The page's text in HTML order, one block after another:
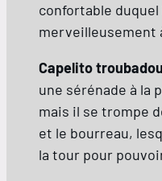
confortable
merveilleusement
Capelito
une sérénade à la
mais il se trompe
et le bourreau,
la tour pour